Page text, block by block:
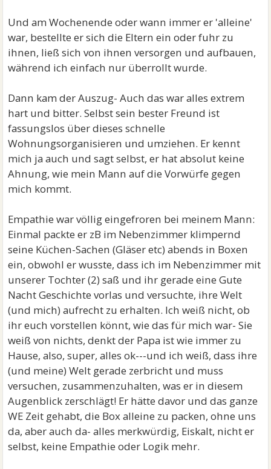
Und am Wochenende oder wann immer er 'alleine'
war, bestellte er sich die Eltern ein oder fuhr zu
ihnen, ließ sich von ihnen versorgen und aufbauen,
während ich einfach nur überrollt wurde.
Dann kam der Auszug- Auch das war alles extrem
hart und bitter. Selbst sein bester Freund ist
fassungslos über dieses schnelle
Wohnungsorganisieren und umziehen. Er kennt
mich ja auch und sagt selbst, er hat absolut keine
Ahnung, wie mein Mann auf die Vorwürfe gegen
mich kommt.
Empathie war völlig eingefroren bei meinem Mann:
Einmal packte er zB im Nebenzimmer klimpernd
seine Küchen-Sachen (Gläser etc) abends in Boxen
ein, obwohl er wusste, dass ich im Nebenzimmer mit
unserer Tochter (2) saß und ihr gerade eine Gute
Nacht Geschichte vorlas und versuchte, ihre Welt
(und mich) aufrecht zu erhalten. Ich weiß nicht, ob
ihr euch vorstellen könnt, wie das für mich war- Sie
weiß von nichts, denkt der Papa ist wie immer zu
Hause, also, super, alles ok---und ich weiß, dass ihre
(und meine) Welt gerade zerbricht und muss
versuchen, zusammenzuhalten, was er in diesem
Augenblick zerschlägt! Er hätte davor und das ganze
WE Zeit gehabt, die Box alleine zu packen, ohne uns
da, aber auch da- alles merkwürdig, Eiskalt, nicht er
selbst, keine Empathie oder Logik mehr.